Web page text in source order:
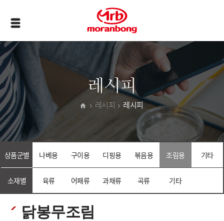
레시피
레시피 레시피
상품군별 나베용 구이용 디핑용 볶음용 조림용 기타
소재별 육류 어패류 과채류 곡류 기타
닭봉무조림